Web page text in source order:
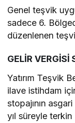
Genel teşvik
sadece 6.
düzenlenen
GELİR VERGİSİ
Yatırım Teşvik
ilave istihdam
stopajının
yıl süreyle terkin